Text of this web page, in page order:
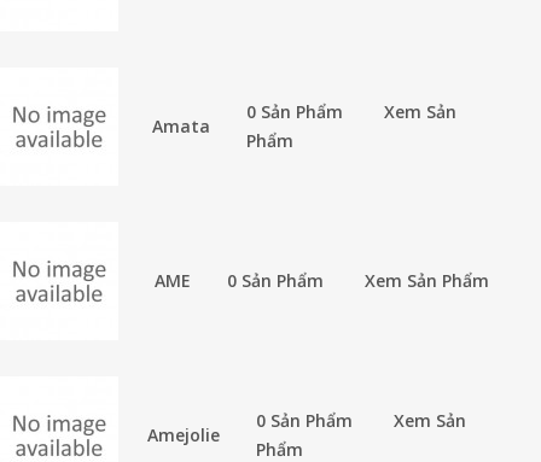
Amata
0 Sản Phẩm
Xem Sản
Phẩm
AME 0 Sản Phẩm Xem Sản Phẩm
Amejolie
0 Sản Phẩm
Xem Sản
Phẩm